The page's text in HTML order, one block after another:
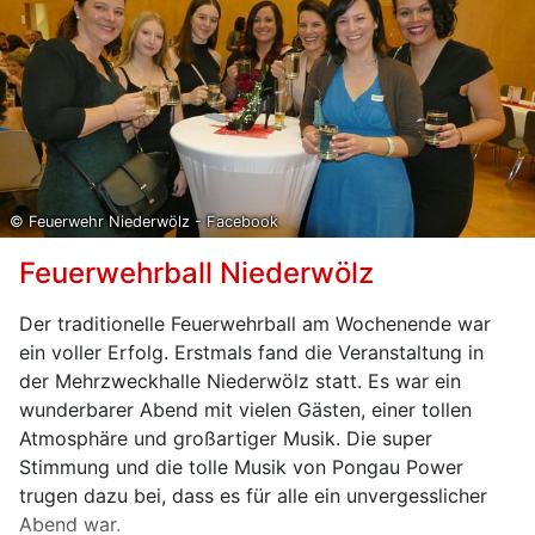
zusammen mit 30 Gästen beim Rodeln am
Hochwurzen nahe Schladming.
Insgesamt standen über 160 Kräfte der Feuerwehr,
Rettung und Polizei im Einsatz. Die Landesstraße
wurde für die Bergungsarbeiten gesperrt. Der
Reisebus wurde über Weisung der Staatsanwaltschaft
Leoben sichergestellt und wird von Sachverständigen
begutachtet werden.
© Feuerwehr Niederwölz - Facebook
Feuerwehrball Niederwölz
Der traditionelle Feuerwehrball am Wochenende war
ein voller Erfolg. Erstmals fand die Veranstaltung in
der Mehrzweckhalle Niederwölz statt. Es war ein
wunderbarer Abend mit vielen Gästen, einer tollen
Atmosphäre und großartiger Musik. Die super
Stimmung und die tolle Musik von Pongau Power
trugen dazu bei, dass es für alle ein unvergesslicher
Abend war.